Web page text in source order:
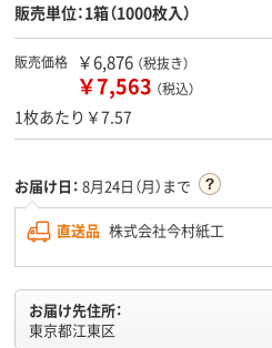
販売単位：1箱（1000枚入）
販売価格 ￥6,876 （税抜き）
￥7,563 （税込）
1枚あたり￥7.57
お届け日： 8月24日（月）まで
直送品 株式会社今村紙工
お届け先住所：
東京都江東区